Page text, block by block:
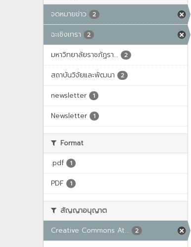
จดหมายข่าว
2
ฉะเชิงเทรา 2
มหาวิทยาลัยราชภัฏรา... 2
สถาบันวิจัยและพัฒนา 2
newsletter 1
Newsletter 1
Format
.pdf
1
PDF 1
สัญญาอนุญาต
Creative Commons At...
2